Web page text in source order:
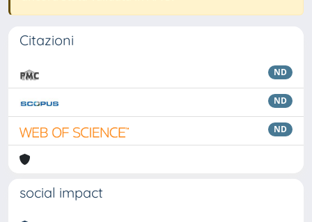
Citazioni
ND
ND
ND
social impact